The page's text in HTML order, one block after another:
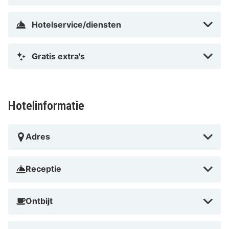
ontdekken, op zakenreis bent of onderweg bent naar
kwaliteitverhouding.
Hotelservice/diensten
Gratis extra's
Hotelinformatie
Adres
Receptie
Ontbijt